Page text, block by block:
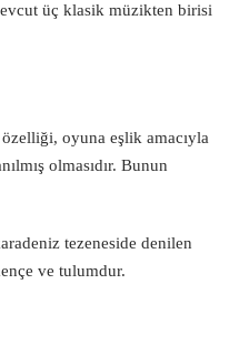
üç klasik müzikten birisi
oyuna eşlik amacıyla
olmasıdır. Bunun
tezeneside denilen
ve tulumdur.